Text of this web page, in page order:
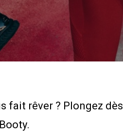
fait rêver ? Plongez